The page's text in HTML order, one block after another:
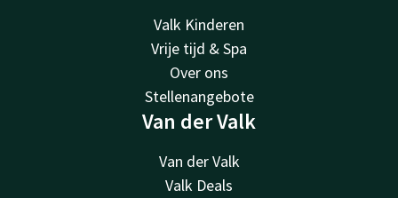
Valk Kinderen
Vrije tijd & Spa
Over ons
Stellenangebote
Van der Valk
Van der Valk
Valk Deals